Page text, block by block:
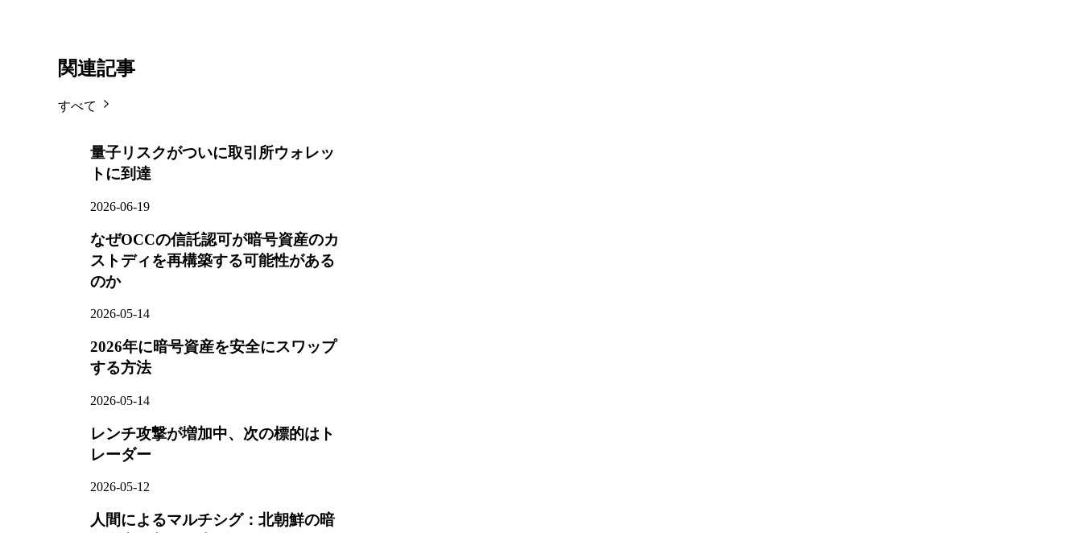
関連記事
すべて
量子リスクがついに取引所ウォレッ
トに到達
2026-06-19
なぜOCCの信託認可が暗号資産のカ
ストディを再構築する可能性がある
のか
2026-05-14
2026年に暗号資産を安全にスワップ
する方法
2026-05-14
レンチ攻撃が増加中、次の標的はト
レーダー
2026-05-12
人間によるマルチシグ：北朝鮮の暗